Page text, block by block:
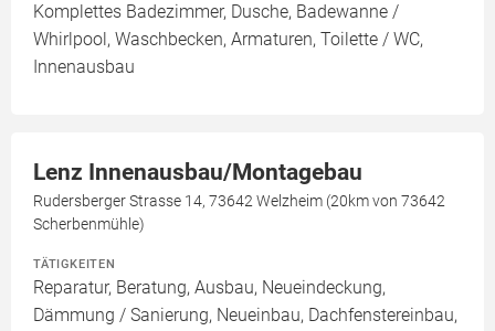
Komplettes Badezimmer, Dusche, Badewanne /
Whirlpool, Waschbecken, Armaturen, Toilette / WC,
Innenausbau
Lenz Innenausbau/Montagebau
Rudersberger Strasse 14, 73642 Welzheim (20km von 73642
Scherbenmühle)
TÄTIGKEITEN
Reparatur, Beratung, Ausbau, Neueindeckung,
Dämmung / Sanierung, Neueinbau, Dachfenstereinbau,